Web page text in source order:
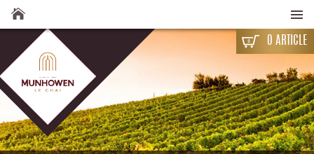
Actualités
Nos vinothèques
Nos services
Vins
0 ARTICLE